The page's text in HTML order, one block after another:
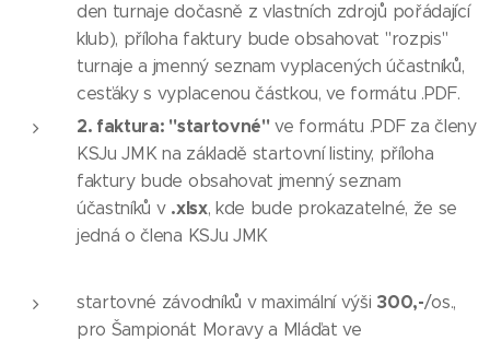
den turnaje dočasně z vlastních zdrojů pořádající
klub), příloha faktury bude obsahovat "rozpis"
turnaje a jmenný seznam vyplacených účastníků,
cesťáky s vyplacenou částkou, ve formátu .PDF.
2. faktura: "startovné"ve formátu .PDF za členy
KSJu JMK na základě startovní listiny, příloha
faktury bude obsahovat jmenný seznam
účastníků v .xlsx, kde bude prokazatelné, že se
jedná o člena KSJu JMK
startovné závodníků v maximální výši 300,-/os.,
pro Šampionát Moravy a Mláďat ve